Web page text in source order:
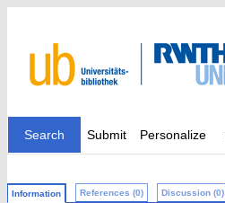
Search Submit Personalize
Information References (0) Discussion (0)